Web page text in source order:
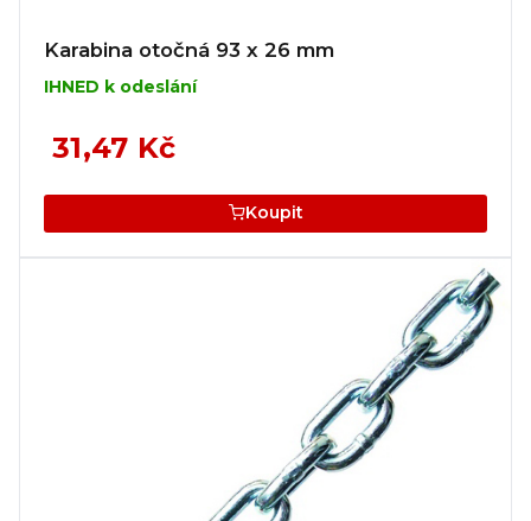
Karabina otočná 93 x 26 mm
IHNED k odeslání
31,47 Kč
Koupit